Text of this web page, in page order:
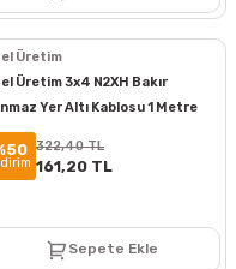
Üretim
Üretim 3x4 N2XH Bakır
Yer Altı Kablosu 1 Metre
322,40 TL
161,20 TL
Sepete Ekle